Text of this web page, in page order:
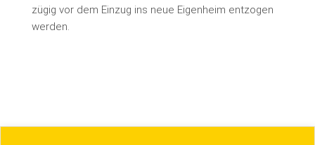
zügig vor dem Einzug ins neue Eigenheim entzogen
werden.